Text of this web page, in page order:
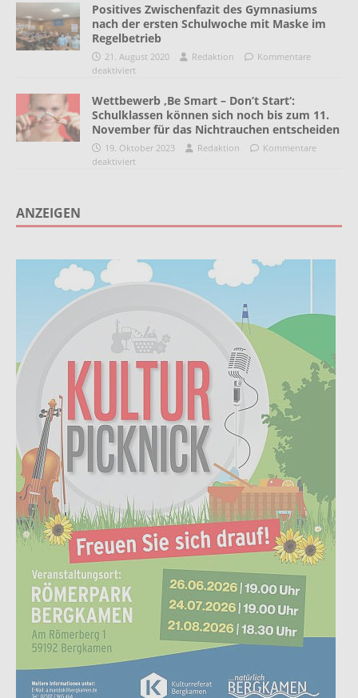
Positives Zwischenfazit des Gymnasiums
nach der ersten Schulwoche mit Maske im
Regelbetrieb
21. August 2020 Redaktion
Kommentare
deaktiviert
Wettbewerb ‚Be Smart – Don’t Start‘:
Schulklassen können sich noch bis zum 11.
November für das Nichtrauchen entscheiden
19. Oktober 2023 Redaktion
Kommentare
deaktiviert
ANZEIGEN